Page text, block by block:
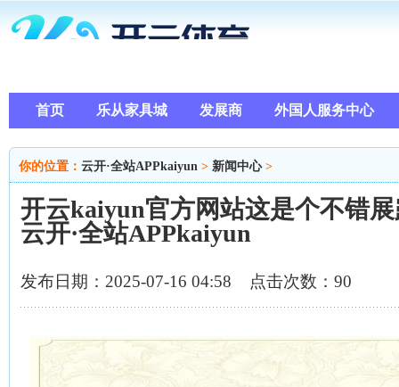
首页 乐从家具城 发展商 外国人服务中心
你的位置： 云开·全站APPkaiyun > 新闻中心>
开云kaiyun官方网站这是个不错
云开·全站APPkaiyun
发布日期：2025-07-16 04:58 点击次数：90